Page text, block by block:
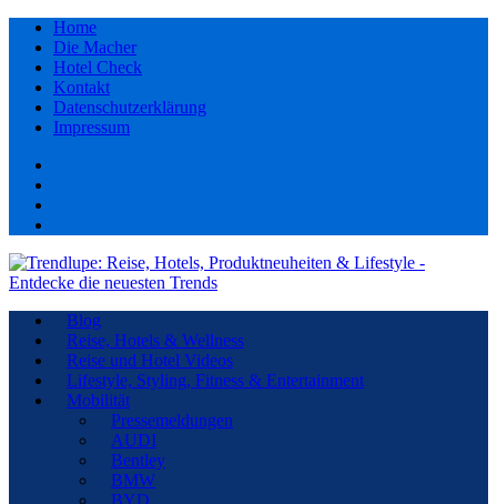
Home
Die Macher
Hotel Check
Kontakt
Datenschutzerklärung
Impressum
Blog
Reise, Hotels & Wellness
Reise und Hotel Videos
Lifestyle, Styling, Fitness & Entertainment
Mobilität
Pressemeldungen
AUDI
Bentley
BMW
BYD